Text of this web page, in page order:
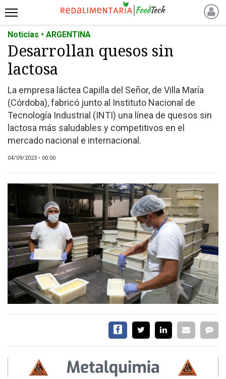
INICIO
NOTICIAS RECIENTES
NOTICIAS
ALTERNATIVAS
ANIMAL FREE
FOODTECH
OTROS INGREDIENTES
QUIÉNES SOMOS
DIRECTORIO
MEDIA KIT
SERVICIOS
AYUDA
TÉRMINOS
CONDICIONES
Noticias • ARGENTINA
Desarrollan quesos sin
lactosa
La empresa láctea Capilla del Señor, de Villa María
(Córdoba), fabricó junto al Instituto Nacional de
Tecnología Industrial (INTI) una línea de quesos sin
lactosa más saludables y competitivos en el
mercado nacional e internacional.
04/09/2023 • 00:00